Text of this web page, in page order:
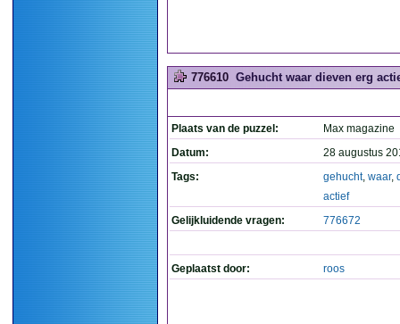
776610 Gehucht waar dieven erg
Plaats van de puzzel:
Max magazine
Datum:
28 augustus
Tags:
gehucht, waar,
actief
Gelijkluidende vragen:
776672
Geplaatst door: roos